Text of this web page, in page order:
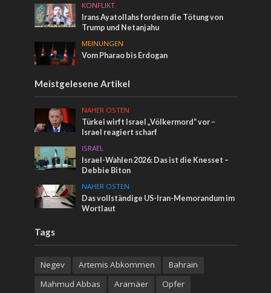
KONFLIKT
Irans Ayatollahs fordern die Tötung von
Trump und Netanjahu
MEINUNGEN
Vom Pharao bis Erdogan
Meistgelesene Artikel
NAHER OSTEN
Türkei wirft Israel „Völkermord“ vor –
Israel reagiert scharf
ISRAEL
Israel-Wahlen 2026: Das ist die Knesset –
Debbie Biton
NAHER OSTEN
Das vollständige US-Iran-Memorandum im
Wortlaut
Tags
Negev Artemis Abkommen
Bahrain
Mahmud Abbas
Aramäer Opfer